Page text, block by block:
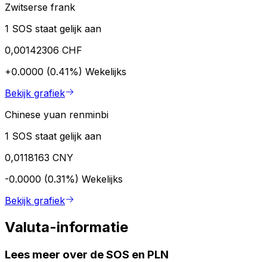
Zwitserse frank
1 SOS staat gelijk aan
0,00142306 CHF
+0.0000 (0.41%) Wekelijks
Bekijk grafiek
Chinese yuan renminbi
1 SOS staat gelijk aan
0,0118163 CNY
-0.0000 (0.31%) Wekelijks
Bekijk grafiek
Valuta-informatie
Lees meer over de SOS en PLN